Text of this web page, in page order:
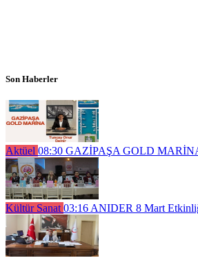
Son Haberler
Aktüel 08:30 GAZİPAŞA GOLD
Kültür Sanat 03:16 ANIDER 8 Mart